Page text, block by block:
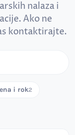
nalaza i
Ako ne
kontaktirajte.
i rok2